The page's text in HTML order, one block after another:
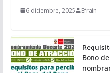
6 diciembre, 2025 Efrain
Bono